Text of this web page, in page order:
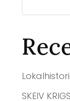
SKEIV